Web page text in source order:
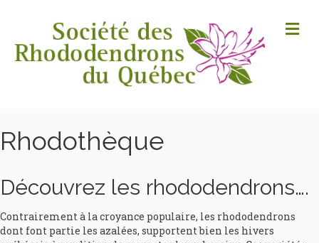
Rhodothèque
Découvrez les rhododendrons….
Contrairement à la croyance populaire, les rhododendrons
dont font partie les azalées, supportent bien les hivers